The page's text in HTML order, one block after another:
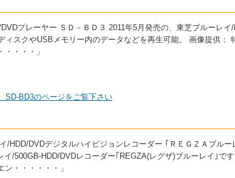
プレーヤー ＳＤ－ＢＤ３ 2011年5月発売の、東芝ブルーレイ
ィスクやUSBメモリー内のデータなどを再生可能。 画像提供：
・・・」
BD3のページをご覧下さい
/HDD/DVDデジタルハイビジョンレコーダー ｢ＲＥＧＺＡブルー
イ/500GB-HDD/DVDレコーダー｢REGZA(レグザ)ブルーレイ｣で
・・・・・・」